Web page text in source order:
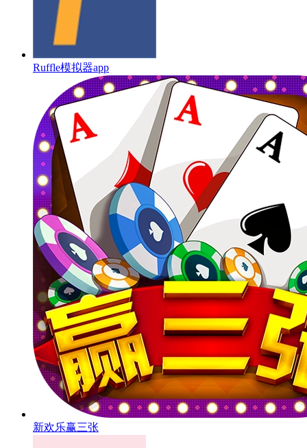
Ruffle模拟器app
新欢乐赢三张